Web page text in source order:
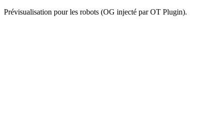
Prévisualisation pour les robots (OG injecté par OT Plugin).